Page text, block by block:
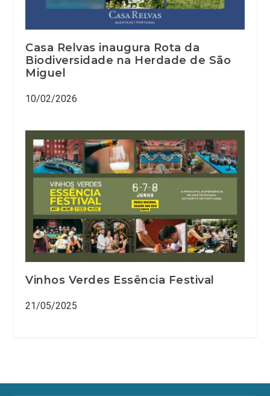
Casa Relvas inaugura Rota da
Biodiversidade na Herdade de São
Miguel
10/02/2026
Vinhos Verdes Essência Festival
21/05/2025